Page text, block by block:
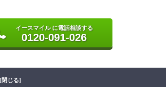
イースマイル に電話相談する
0120-091-026
[閉じる]